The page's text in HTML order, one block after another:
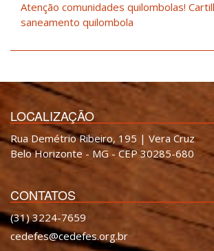
Atenção comunidades quilombolas!
saneamento quilombola
LOCALIZAÇÃO
Rua Demétrio Ribeiro, 195 | Vera Cruz
Belo Horizonte - MG - CEP 30285-680
CONTATOS
(31) 3224-7659
cedefes@cedefes.org.br